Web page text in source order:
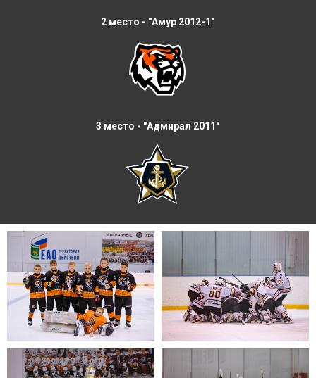
2 место - "Амур 2012-1"
3 место - "Адмирал 2011"